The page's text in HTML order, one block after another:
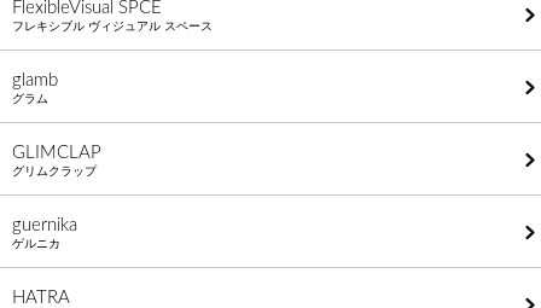
FlexibleVisual SPCE
フレキシブル ヴィジュアル スペース
glamb
グラム
GLIMCLAP
グリムクラップ
guernika
ゲルニカ
HATRA